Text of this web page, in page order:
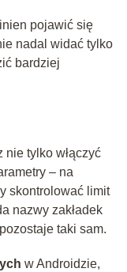
pojawić się
nadal widać tylko
bardziej
nie tylko włączyć
– na
skontrolować limit
nazwy zakładek
taki sam.
w Androidzie,